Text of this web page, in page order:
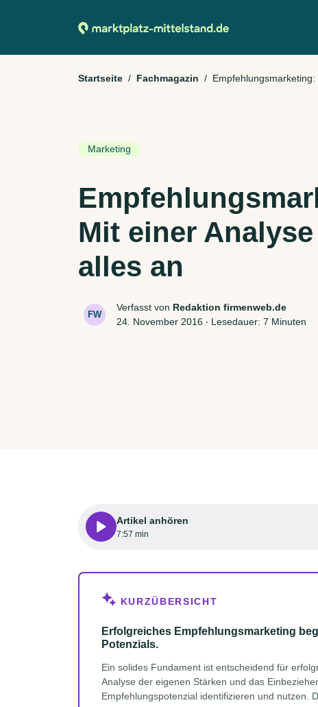
Startseite Fachmagazin
Marketing
Mit einer
alles an
FW
Verfasst von Redaktion firmenweb.de
24. November 2016 ‧ Lesedauer: 7 Minuten
Artikel anhören
7:57 min
KURZÜBERSICHT
Erfolgreiches Empfehlungsmarketing
Potenzials.
Ein solides Fundament ist entscheidend für
Analyse der eigenen Stärken und das
Empfehlungspotenzial identifizieren und nutzen.